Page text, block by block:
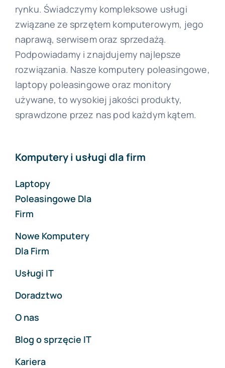
rynku. Świadczymy kompleksowe usługi
związane ze sprzętem komputerowym, jego
naprawą, serwisem oraz sprzedażą.
Podpowiadamy i znajdujemy najlepsze
rozwiązania. Nasze komputery poleasingowe,
laptopy poleasingowe oraz monitory
używane, to wysokiej jakości produkty,
sprawdzone przez nas pod każdym kątem.
Komputery i usługi dla firm
Laptopy
Poleasingowe Dla
Firm
Nowe Komputery
Dla Firm
Usługi IT
Doradztwo
O nas
Blog o sprzęcie IT
Kariera